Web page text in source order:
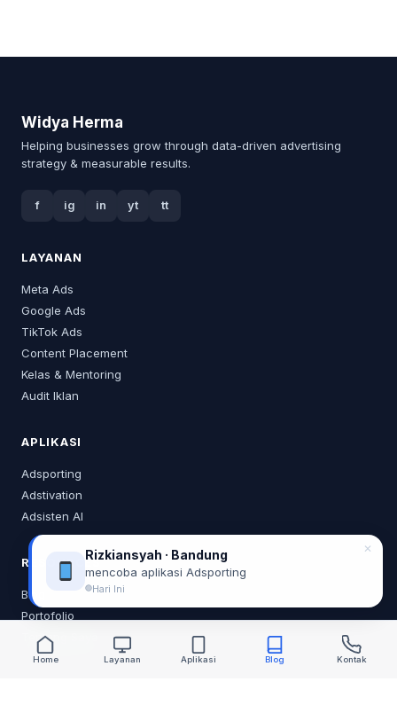
Widya Herma
Helping businesses grow through data-driven advertising
strategy & measurable results.
f ig in yt tt
LAYANAN
Meta Ads
Google Ads
TikTok Ads
Content Placement
Kelas & Mentoring
Audit Iklan
APLIKASI
Adsporting
Adstivation
Adsisten AI
RESOURCES
Blog
Portofolio
Tentang Saya
Home Layanan Aplikasi Blog Kontak
Rizkiansyah · Bandung
mencoba aplikasi Adsporting
Hari Ini
✕